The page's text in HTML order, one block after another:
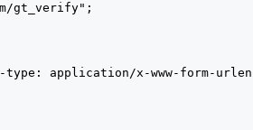
gt_verify";
type: application/x-www-form-